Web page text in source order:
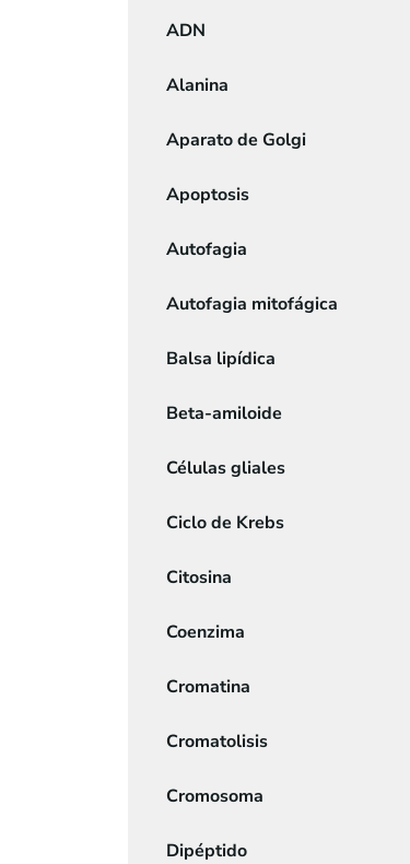
ADN
Alanina
Aparato de Golgi
Apoptosis
Autofagia
Autofagia mitofágica
Balsa lipídica
Beta-amiloide
Células gliales
Ciclo de Krebs
Citosina
Coenzima
Cromatina
Cromatolisis
Cromosoma
Dipéptido